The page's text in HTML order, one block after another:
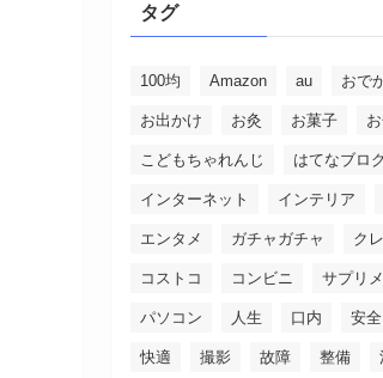
タグ
100均 Amazon au おで
お出かけ お灸 お菓子
こどもちゃれんじ はてなブロ
インターネット インテリア
エンタメ ガチャガチャ ク
コストコ コンビニ サプリ
パソコン 人生 口内 安全
快適 撮影 故障 整備